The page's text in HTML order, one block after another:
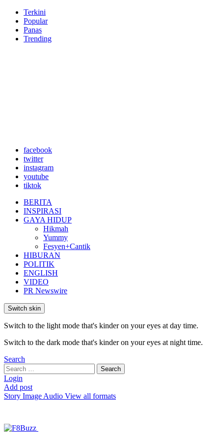
Terkini
Popular
Panas
Trending
facebook
twitter
instagram
youtube
tiktok
BERITA
INSPIRASI
GAYA HIDUP
Hikmah
Yummy
Fesyen+Cantik
HIBURAN
POLITIK
ENGLISH
VIDEO
PR Newswire
Switch skin
Switch to the light mode that's kinder on your eyes at day time.
Switch to the dark mode that's kinder on your eyes at night time.
Search
Search
for:
Search
Login
Add post
Story Image Audio View all formats